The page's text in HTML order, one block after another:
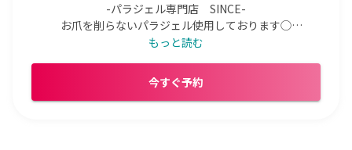
-パラジェル専門店　SINCE-
お爪を削らないパラジェル使用しております◯
〻パラジェルシルバーライセンス所持〻
Instagram→【@since_rsk12にもデザイン投稿してるの
で是非ご覧ください♡】
もっと読む
今すぐ予約